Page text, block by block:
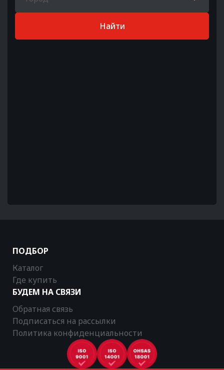
Найти
ПОДБОР
Каталог
Где купить
БУДЕМ НА СВЯЗИ
Обратная связь
Подписаться на рассылки
Политика конфиденциальности